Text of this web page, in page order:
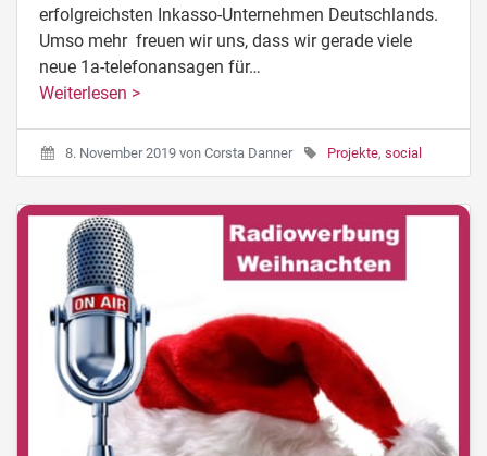
erfolgreichsten Inkasso-Unternehmen Deutschlands.
Umso mehr freuen wir uns, dass wir gerade viele
neue 1a-telefonansagen für…
Weiterlesen >
8. November 2019 von Corsta Danner Projekte, social